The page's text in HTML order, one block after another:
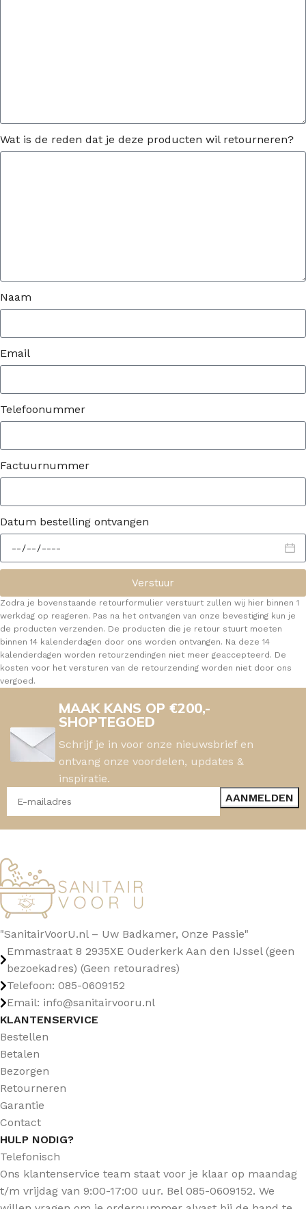
Wat is de reden dat je deze producten wil retourneren?
Naam
Email
Telefoonummer
Factuurnummer
Datum bestelling ontvangen
Verstuur
Zodra je bovenstaande retourformulier verstuurt zullen wij hier binnen 1
werkdag op reageren. Pas na het ontvangen van onze bevestiging kun je
de producten verzenden. De producten die je retour stuurt moeten
binnen 14 kalenderdagen door ons worden ontvangen. Na deze 14
kalenderdagen worden retourzendingen niet meer geaccepteerd. De
kosten voor het versturen van de retourzending worden niet door ons
vergoed.
MAAK KANS OP €200,-
SHOPTEGOED
Schrijf je in voor onze nieuwsbrief en
ontvang onze voordelen, updates &
inspiratie.
"SanitairVoorU.nl – Uw Badkamer, Onze Passie"
Emmastraat 8 2935XE Ouderkerk Aan den IJssel (geen
bezoekadres) (Geen retouradres)
Telefoon: 085-0609152
Email: info@sanitairvooru.nl
KLANTENSERVICE
Bestellen
Betalen
Bezorgen
Retourneren
Garantie
Contact
HULP NODIG?
Telefonisch
Ons klantenservice team staat voor je klaar op maandag
t/m vrijdag van 9:00-17:00 uur. Bel 085-0609152. We